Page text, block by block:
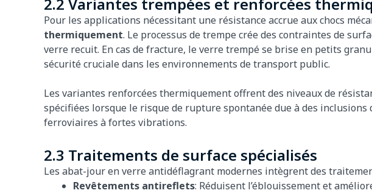
Pour les applications nécessitant une résistance accrue aux chocs
thermiquement. Le processus de trempe crée des contraintes de
verre recuit. En cas de fracture, le verre trempé se brise en petits
sécurité cruciale dans les environnements de transport public.
Les variantes renforcées thermiquement offrent des niveaux de
spécifiées lorsque le risque de rupture spontanée due à des
ferroviaires à fortes vibrations.
2.3 Traitements de surface spécialisés
Les abat-jour en verre antidéflagrant modernes intègrent des
Revêtements antireflets: Réduisent l’éblouissement et